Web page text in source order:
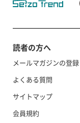
読者の方へ
メールマガジンの登録
よくある質問
サイトマップ
会員規約